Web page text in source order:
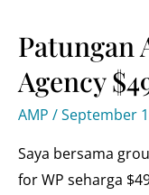
Patungan
Agency
AMP /September
Saya bersama
for WP seharga